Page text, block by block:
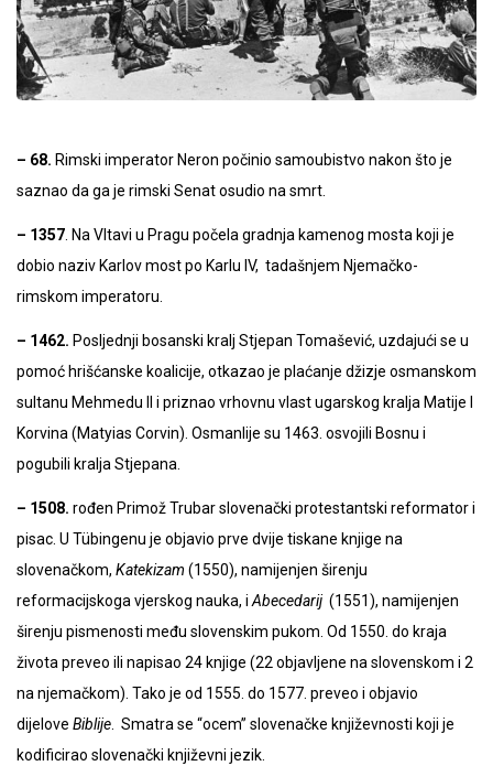
– 68. Rimski imperator Neron počinio samoubistvo nakon što je
saznao da ga je rimski Senat osudio na smrt.
– 1357 . Na Vltavi u Pragu počela gradnja kamenog mosta koji je
dobio naziv Karlov most po Karlu IV, tadašnjem Njemačko-
rimskom imperatoru.
– 1462. Posljednji bosanski kralj Stjepan Tomašević, uzdajući se u
pomoć hrišćanske koalicije, otkazao je plaćanje džizje osmanskom
sultanu Mehmedu II i priznao vrhovnu vlast ugarskog kralja Matije I
Korvina (Matyias Corvin). Osmanlije su 1463. osvojili Bosnu i
pogubili kralja Stjepana.
– 1508. rođen Primož Trubar slovenački protestantski reformator i
pisac. U Tübingenu je objavio prve dvije tiskane knjige na
slovenačkom, Katekizam (1550), namijenjen širenju
reformacijskoga vjerskog nauka, i Abecedarij (1551), namijenjen
širenju pismenosti među slovenskim pukom. Od 1550. do kraja
života preveo ili napisao 24 knjige (22 objavljene na slovenskom i 2
na njemačkom). Tako je od 1555. do 1577. preveo i objavio
dijelove Biblije . Smatra se “ocem” slovenačke književnosti koji je
kodificirao slovenački književni jezik.